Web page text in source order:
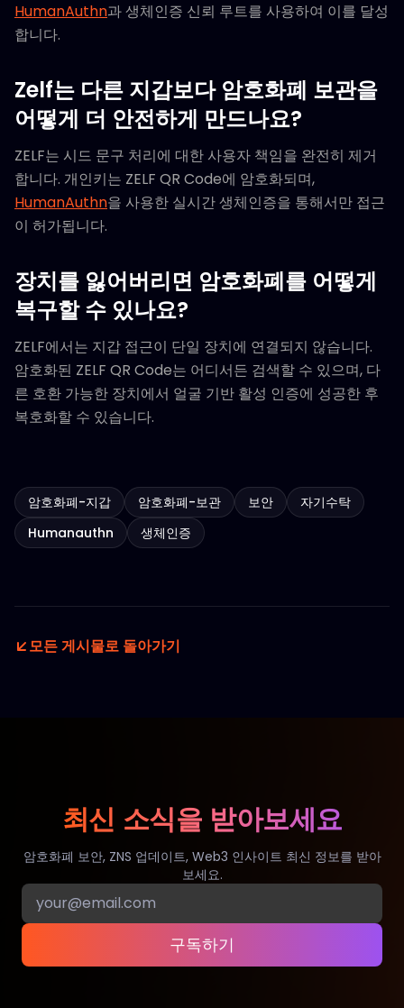
HumanAuthn과 생체인증 신뢰 루트를 사용하여 이를 달성
합니다.
Zelf는 다른 지갑보다 암호화폐 보관을
어떻게 더 안전하게 만드나요?
ZELF는 시드 문구 처리에 대한 사용자 책임을 완전히 제거
합니다. 개인키는 ZELF QR Code에 암호화되며,
HumanAuthn을 사용한 실시간 생체인증을 통해서만 접근
이 허가됩니다.
장치를 잃어버리면 암호화폐를 어떻게
복구할 수 있나요?
ZELF에서는 지갑 접근이 단일 장치에 연결되지 않습니다.
암호화된 ZELF QR Code는 어디서든 검색할 수 있으며, 다
른 호환 가능한 장치에서 얼굴 기반 활성 인증에 성공한 후
복호화할 수 있습니다.
암호화폐-지갑 암호화폐-보관 보안
자기수탁
Humanauthn
생체인증
모든 게시물로 돌아가기
최신 소식을 받아보세요
암호화폐 보안, ZNS 업데이트, Web3 인사이트 최신 정보를 받아
보세요.
구독하기